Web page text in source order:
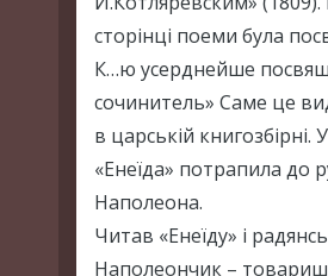
сторінці поеми була
К…ю усерднейше
сочинитель» Саме це
в царській книгозбірні.
«Енеїда» потрапила до
Наполеона.
Читав «Енеїду» і
Наполеончик – товариш